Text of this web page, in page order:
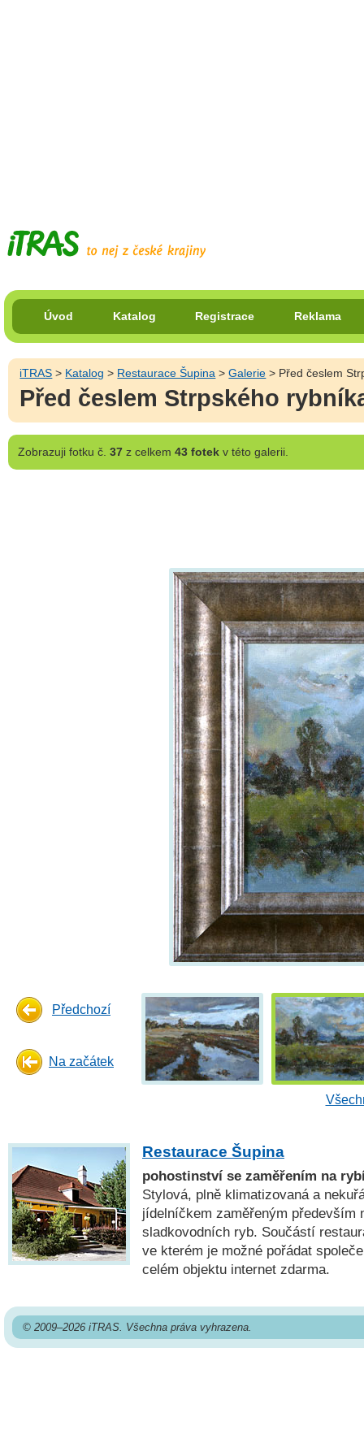
Úvod Katalog Registrace Reklama
iTRAS > Katalog > Restaurace Šupina >Galerie > Před česlem
Před česlem Strpského
Zobrazujifotku č. 37z celkem 43 fotekv této galerii.
Předchozí
Na začátek
Restaurace Šupina
pohostinství se zaměřením na
Stylová, plně klimatizovaná a
jídelníčkem zaměřeným především
sladkovodních ryb. Součástí
ve kterém je možné pořádat
celém objektu internet zdarma.
© 2009–2026 iTRAS. Všechna práva vyhrazena.